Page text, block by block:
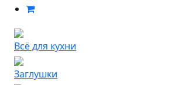
Всё для кухни
Заглушки